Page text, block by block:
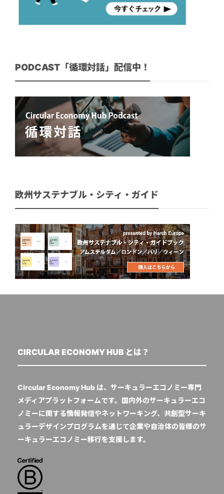
PODCAST「循環対話」配信中！
欧州サステナブル・シティ・ガイド
CIRCULAR ECONOMY HUB とは？
Circular Economy Hub は、サーキュラーエコノミー専門
メディアプラットフォームです。国内外のサーキュラーエコ
ノミーに関する情報発信やネットワーキング、共創型サーキ
ュラーデザインプログラムを通じて企業や自治体の皆様のサ
ーキュラーエコノミー移行を支援します。